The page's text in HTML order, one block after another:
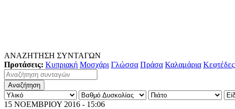
ΑΝΑΖΗΤΗΣΗ ΣΥΝΤΑΓΩΝ
Προτάσεις: Κυπριακή Μοσχάρι Γλώσσα Πράσα Καλαμάρια Κεφτέδες
15 ΝΟΕΜΒΡΙΟΥ 2016 - 15:06